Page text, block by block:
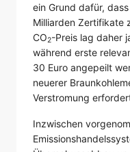
ein Grund dafür,
Milliarden Zertifikate
CO2-Preis lag daher
während erste
30 Euro angepeilt
neuerer
Verstromung
Inzwischen